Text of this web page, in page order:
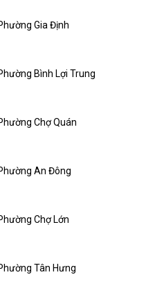
Gia Định
Bình Lợi Trung
Chợ Quán
An Đông
Chợ Lớn
Tân Hưng